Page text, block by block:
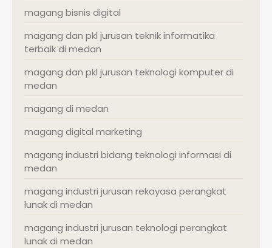
magang bisnis digital
magang dan pkl jurusan teknik informatika
terbaik di medan
magang dan pkl jurusan teknologi komputer di
medan
magang di medan
magang digital marketing
magang industri bidang teknologi informasi di
medan
magang industri jurusan rekayasa perangkat
lunak di medan
magang industri jurusan teknologi perangkat
lunak di medan